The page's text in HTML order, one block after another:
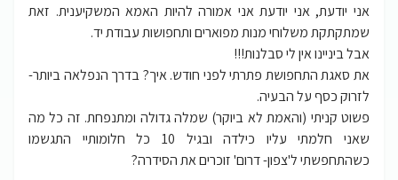
אני יודעת, אני יודעת אני אמורה להיות האמא המשקיענית. זאת
שמתקתקת משלוחי מנות מפוארים ותחפושות עבודת יד.
אבל ביניינו אין לי סבלנות!!!
את סאגת התחפושת פתרתי לפני חודש. איך? בדרך הנפלאה ביותר-
לזרוק כסף על הבעיה.
פשוט קניתי (והאמת לא ביוקר) שמלה גדולה ומתנפחת. זה כל מה
שאני חלמתי עליו כילדה ובגיל 10 כל חלומותיי התגשמו
כשהתחפשתי ל'צפון- דרום' זוכרים את הסידרה?